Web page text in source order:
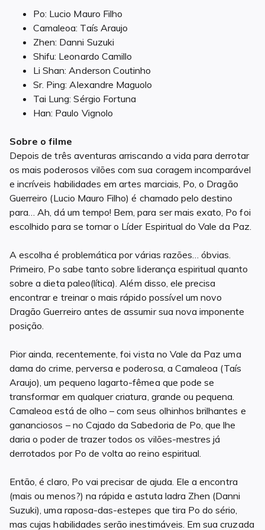
Po: Lucio Mauro Filho
Camaleoa: Taís Araujo
Zhen: Danni Suzuki
Shifu: Leonardo Camillo
Li Shan: Anderson Coutinho
Sr. Ping: Alexandre Maguolo
Tai Lung: Sérgio Fortuna
Han: Paulo Vignolo
Sobre o filme
Depois de três aventuras arriscando a vida para derrotar
os mais poderosos vilões com sua coragem incomparável
e incríveis habilidades em artes marciais, Po, o Dragão
Guerreiro (Lucio Mauro Filho) é chamado pelo destino
para… Ah, dá um tempo! Bem, para ser mais exato, Po foi
escolhido para se tornar o Líder Espiritual do Vale da Paz.
A escolha é problemática por várias razões… óbvias.
Primeiro, Po sabe tanto sobre liderança espiritual quanto
sobre a dieta paleo(lítica). Além disso, ele precisa
encontrar e treinar o mais rápido possível um novo
Dragão Guerreiro antes de assumir sua nova imponente
posição.
Pior ainda, recentemente, foi vista no Vale da Paz uma
dama do crime, perversa e poderosa, a Camaleoa (Taís
Araujo), um pequeno lagarto-fêmea que pode se
transformar em qualquer criatura, grande ou pequena.
Camaleoa está de olho – com seus olhinhos brilhantes e
gananciosos – no Cajado da Sabedoria de Po, que lhe
daria o poder de trazer todos os vilões-mestres já
derrotados por Po de volta ao reino espiritual.
Então, é claro, Po vai precisar de ajuda. Ele a encontra
(mais ou menos?) na rápida e astuta ladra Zhen (Danni
Suzuki), uma raposa-das-estepes que tira Po do sério,
mas cujas habilidades serão inestimáveis. Em sua cruzada